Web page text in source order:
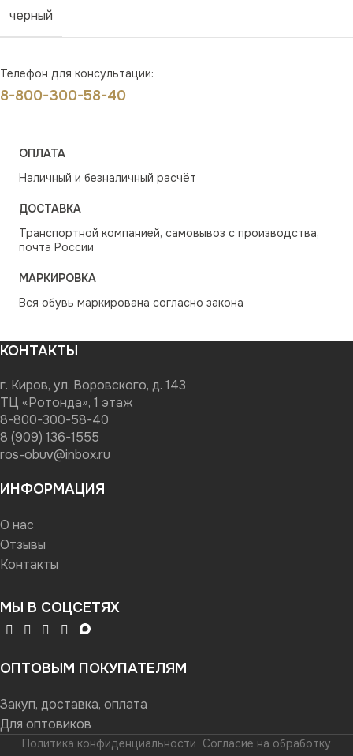
черный
Телефон для консультации:
8-800-300-58-40
ОПЛАТА
Наличный и безналичный расчёт
ДОСТАВКА
Транспортной компанией, самовывоз с производства,
почта России
МАРКИРОВКА
Вся обувь маркирована согласно закона
КОНТАКТЫ
г. Киров, ул. Воровского, д. 143
ТЦ «Ротонда», 1 этаж
8-800-300-58-40
8 (909) 136-1555
ros-obuv@inbox.ru
ИНФОРМАЦИЯ
О нас
Отзывы
Контакты
МЫ В СОЦСЕТЯХ
ОПТОВЫМ ПОКУПАТЕЛЯМ
Закуп, доставка, оплата
Для оптовиков
Политика конфиденциальности Согласие на обработку